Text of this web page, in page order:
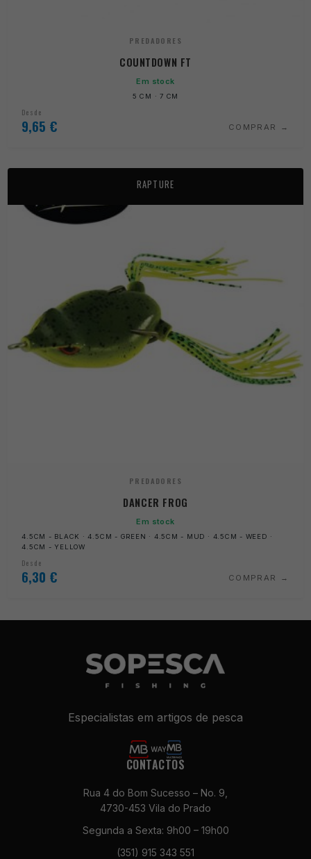
PREDADORES
COUNTDOWN FT
Em stock
5 CM · 7 CM
Desde
9,65 € COMPRAR
RAPTURE
PREDADORES
DANCER FROG
Em stock
4.5CM - BLACK · 4.5CM - GREEN · 4.5CM - MUD · 4.5CM - WEED ·
4.5CM - YELLOW
Desde
6,30 € COMPRAR
Especialistas em artigos de pesca
CONTACTOS
Rua 4 do Bom Sucesso – No. 9,
4730-453 Vila do Prado
Segunda a Sexta: 9h00 – 19h00
(351) 915 343 551